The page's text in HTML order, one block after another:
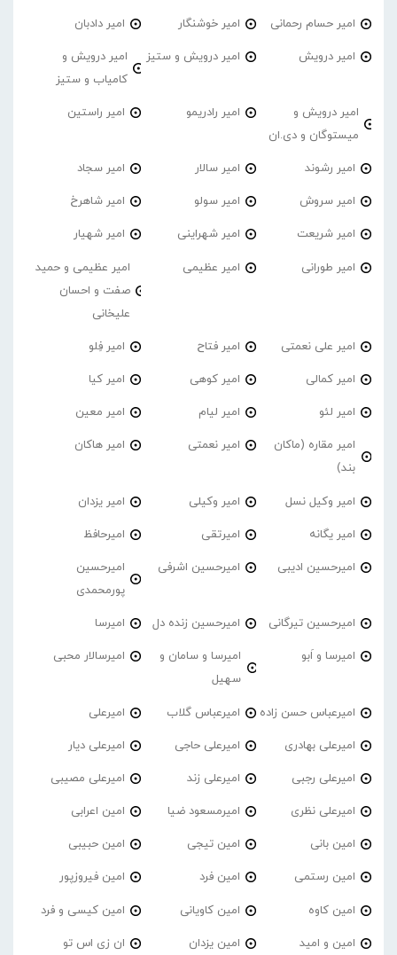
امیر حسام رحمانی امیر خوشنگار امیر دادبان
امیر درویش امیر درویش و ستیز
امیر درویش و
کامیاب و ستیز
امیر درویش و
میستوگان و دی.ان
امیر رادریمو امیر راستین
امیر رشوند امیر سالار امیر سجاد
امیر سروش امیر سولو امیر شاهرخ
امیر شریعت امیر شهراینی امیر شهیار
امیر طورانی امیر عظیمی
امیر عظیمی و حمید
صفت و احسان
علیخانی
امیر علی نعمتی امیر فتاح امیر فِلو
امیر کمالی امیر کوهی امیر کیا
امیر لئو امیر لیام امیر معین
امیر مقاره (ماکان
بند)
امیر نعمتی امیر هاکان
امیر وکیل نسل امیر وکیلی امیر یزدان
امیر یگانه امیرتقی امیرحافظ
امیرحسین ادیبی امیرحسین اشرفی
امیرحسین
پورمحمدی
امیرحسین تیرگانی امیرحسین زنده دل امیرسا
امیرسا و اَبو
امیرسا و سامان و
سهیل
امیرسالار محبی
امیرعباس حسن زاده امیرعباس گلاب امیرعلی
امیرعلی بهادری امیرعلی حاجی امیرعلی دیار
امیرعلی رجبی امیرعلی زند امیرعلی مصیبی
امیرعلی نظری امیرمسعود ضیا امین اعرابی
امین بانی امین تیجی امین حبیبی
امین رستمی امین فرد امین فیروزپور
امین کاوه امین کاویانی امین کیسی و فرد
امین و امید امین یزدان ان زی اس تو